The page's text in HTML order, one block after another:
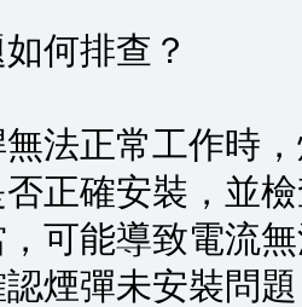
何排查？
法正常工作時
正確安裝，並
可能導致電流
煙彈未安裝問